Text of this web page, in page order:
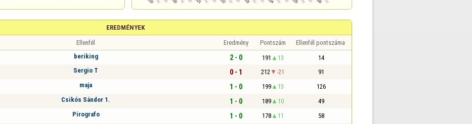
EREDMÉNYEK
Ellenfél Eredmény Pontszám Ellenfél pontszáma
beriking 2 - 0 191 13 14
Sergio T 0 - 1 212 -21 91
maja 1 - 0 199 13 126
Csikós Sándor 1. 1 - 0 189 10 49
Pirografo 1 - 0 178 11 58